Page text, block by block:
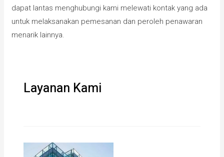
dapat lantas menghubungi kami melewati kontak yang ada
untuk melaksanakan pemesanan dan peroleh penawaran
menarik lainnya.
Layanan Kami